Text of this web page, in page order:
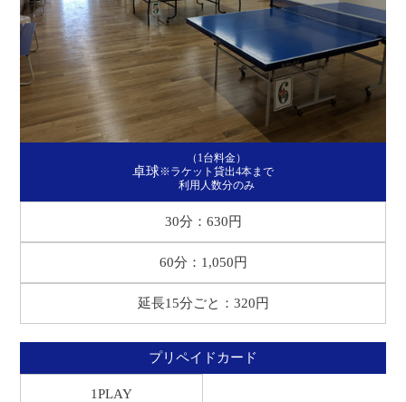
卓球
（1台料金）
※ラケット貸出4本まで
利用人数分のみ
30分：630円
60分：1,050円
延長15分ごと：320円
プリペイドカード
1PLAY